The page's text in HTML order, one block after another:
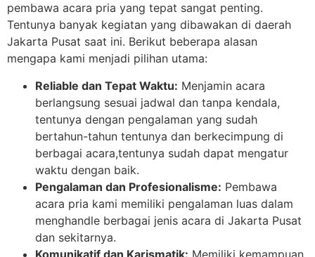
pembawa acara pria yang tepat sangat penting.
Tentunya banyak kegiatan yang dibawakan di daerah
Jakarta Pusat saat ini. Berikut beberapa alasan
mengapa kami menjadi pilihan utama:
Reliable dan Tepat Waktu: Menjamin acara
berlangsung sesuai jadwal dan tanpa kendala,
tentunya dengan pengalaman yang sudah
bertahun-tahun tentunya dan berkecimpung di
berbagai acara,tentunya sudah dapat mengatur
waktu dengan baik.
Pengalaman dan Profesionalisme: Pembawa
acara pria kami memiliki pengalaman luas dalam
menghandle berbagai jenis acara di Jakarta Pusat
dan sekitarnya.
Komunikatif dan Karismatik: Memiliki kemampuan